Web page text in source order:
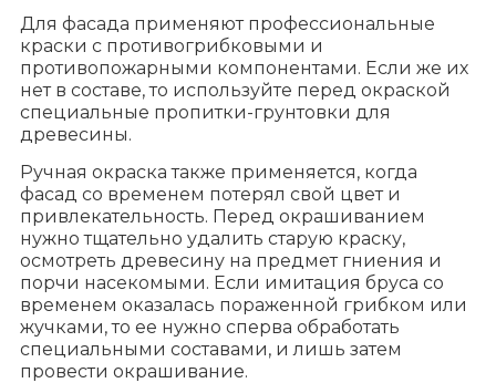
Для фасада применяют профессиональные
краски с противогрибковыми и
противопожарными компонентами. Если же их
нет в составе, то используйте перед окраской
специальные пропитки-грунтовки для
древесины.
Ручная окраска также применяется, когда
фасад со временем потерял свой цвет и
привлекательность. Перед окрашиванием
нужно тщательно удалить старую краску,
осмотреть древесину на предмет гниения и
порчи насекомыми. Если имитация бруса со
временем оказалась пораженной грибком или
жучками, то ее нужно сперва обработать
специальными составами, и лишь затем
провести окрашивание.